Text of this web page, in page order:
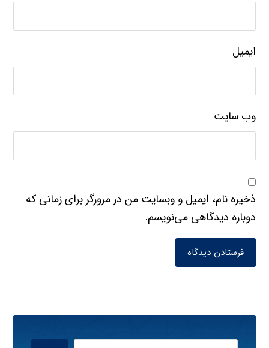
ایمیل
وب‌ سایت
ذخیره نام، ایمیل و وبسایت من در مرورگر برای زمانی که
دوباره دیدگاهی می‌نویسم.
فرستادن دیدگاه